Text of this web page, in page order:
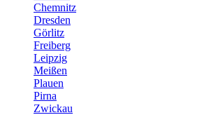
Chemnitz
Dresden
Görlitz
Freiberg
Leipzig
Meißen
Plauen
Pirna
Zwickau